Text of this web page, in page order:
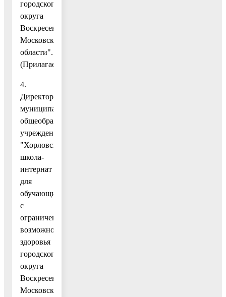
городского
округа
Воскресенск
Московской
области".
(Прилагается.)
4.
Директору
муниципального
общеобразовательного
учреждения
"Хорловская
школа-
интернат
для
обучающихся
с
ограниченными
возможностями
здоровья
городского
округа
Воскресенск
Московской